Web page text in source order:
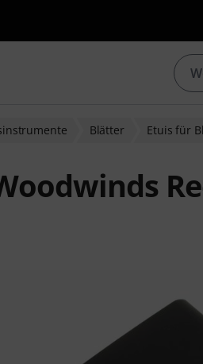
Blätter Etuis für
Sternen aus 266